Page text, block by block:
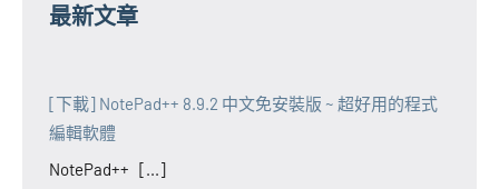
最新文章
[下載] NotePad++ 8.9.2 中文免安裝版 ~ 超好用的程式
編輯軟體
NotePad++ [...]